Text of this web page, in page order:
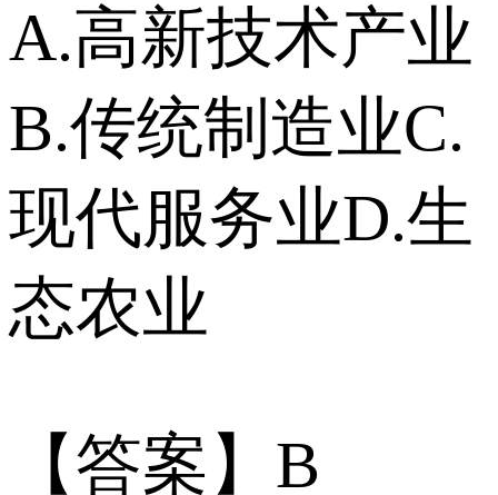
A.高新技术产业
B.传统制造业C.
现代服务业D.生
态农业
【答案】B